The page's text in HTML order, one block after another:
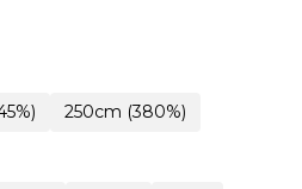
250cm (380%)